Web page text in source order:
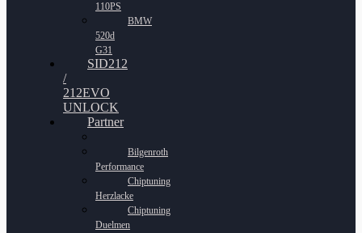
110PS
BMW
520d
G31
SID212
/
212EVO
UNLOCK
Partner
Bilgenroth
Performance
Chiptuning
Herzlacke
Chiptuning
Duelmen